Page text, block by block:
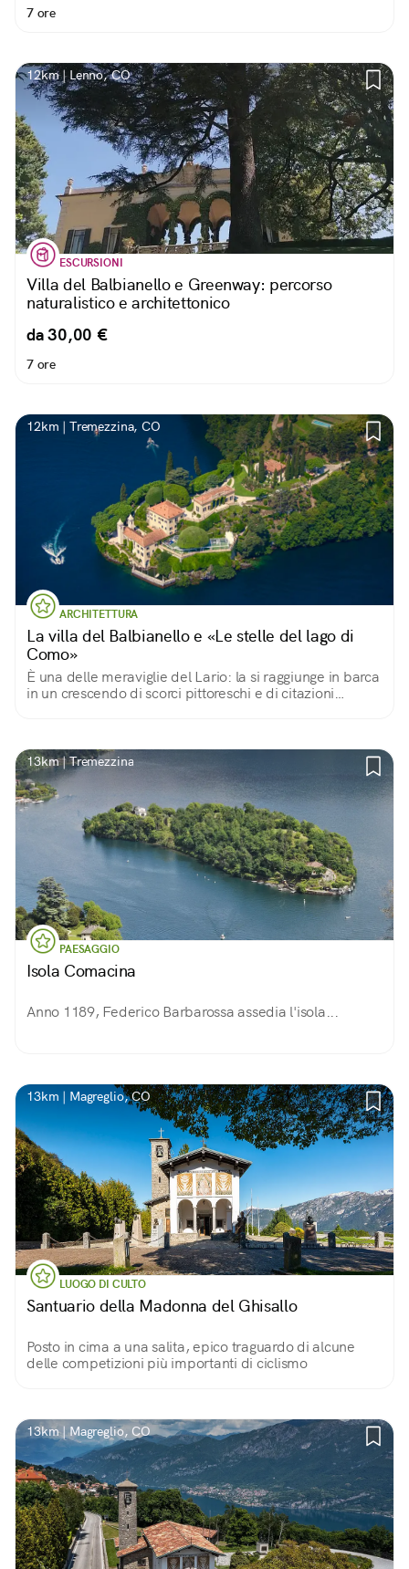
7 ore
12km | Lenno, CO
ESCURSIONI
Villa del Balbianello e Greenway: percorso
naturalistico e architettonico
da 30,00 €
7 ore
12km | Tremezzina, CO
ARCHITETTURA
La villa del Balbianello e «Le stelle del lago di
Como»
È una delle meraviglie del Lario: la si raggiunge in barca
in un crescendo di scorci pittoreschi e di citazioni
13km | Tremezzina
PAESAGGIO
Isola Comacina
Anno 1189, Federico Barbarossa assedia l'isola...
13km | Magreglio, CO
LUOGO DI CULTO
Santuario della Madonna del Ghisallo
Posto in cima a una salita, epico traguardo di alcune
delle competizioni più importanti di ciclismo
13km | Magreglio, CO